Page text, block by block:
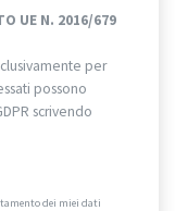
UE N. 2016/679
per
possono
scrivendo
dei miei dati